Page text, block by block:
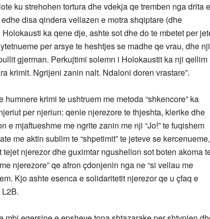
ku strehohen tortura dhe vdekja qe tremben nga drita e
disa qindera vellazen e motra shqiptare (dhe
ka qene dje, ashte sot dhe do te mbetet per
per arsye te heshtjes se madhe qe vrau, dhe nji
gjerman. Perkujtimi solemn i Holokaustit ka nji qellim
krimit. Ngrijeni zanin nalt. Ndaloni doren vrastare”.
krimi te ushtruem me metoda “shkencore” ka
per njeriun: qenie njerezore te thjeshta, klerike dhe
e mjaftueshme me ngrite zanin me nji “Jo!” te fuqishem
me aktin sublim te “shpetimit” te jeteve se kercenueme,
njerezor dhe guximtar ngushellon sot boten akoma
njerezore” qe afron çdonjenin nga ne “si vellau me
Kjo ashte esenca e solidaritetit njerezor qe u çfaq e